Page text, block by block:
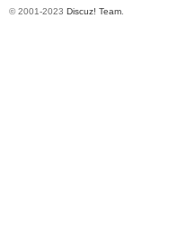
© 2001-2023 Discuz! Team